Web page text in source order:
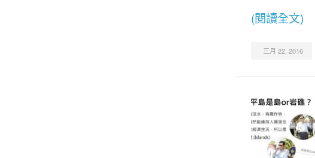
(閱讀全文)
三月 22, 2016